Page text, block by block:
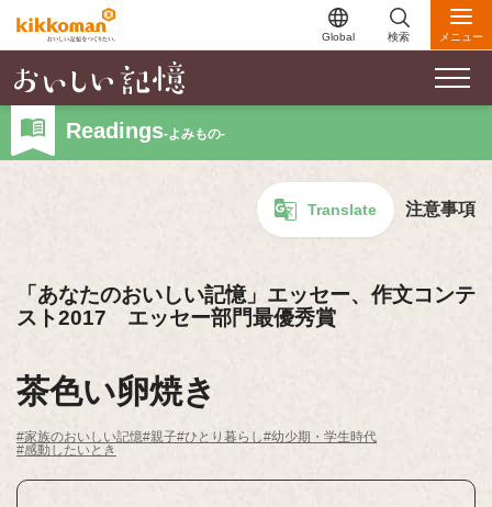
Global 検索 メニュー
Readings-よみもの-
Translate 注意事項
「あなたのおいしい記憶」エッセー、作文コンテ
スト2017 エッセー部門最優秀賞
茶色い卵焼き
#家族のおいしい記憶#親子#ひとり暮らし#幼少期・学生時代
#感動したいとき